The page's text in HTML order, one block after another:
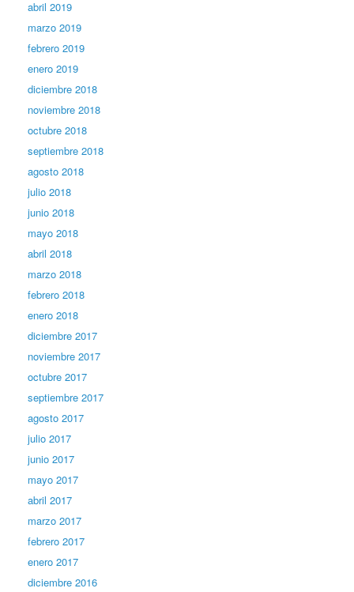
abril 2019
marzo 2019
febrero 2019
enero 2019
diciembre 2018
noviembre 2018
octubre 2018
septiembre 2018
agosto 2018
julio 2018
junio 2018
mayo 2018
abril 2018
marzo 2018
febrero 2018
enero 2018
diciembre 2017
noviembre 2017
octubre 2017
septiembre 2017
agosto 2017
julio 2017
junio 2017
mayo 2017
abril 2017
marzo 2017
febrero 2017
enero 2017
diciembre 2016